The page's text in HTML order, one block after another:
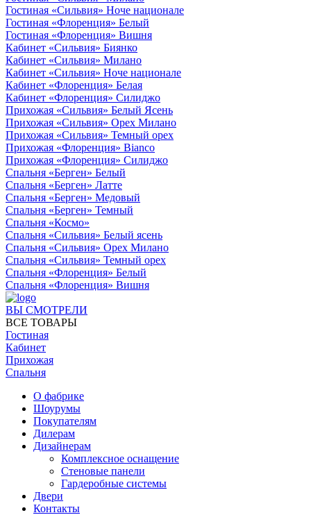
Гостиная «Сильвия» Ноче национале
Гостиная «Флоренция» Белый
Гостиная «Флоренция» Вишня
Кабинет «Сильвия» Биянко
Кабинет «Сильвия» Милано
Кабинет «Сильвия» Ноче национале
Кабинет «Флоренция» Белая
Кабинет «Флоренция» Силиджо
Прихожая «Сильвия» Белый Ясень
Прихожая «Сильвия» Орех Милано
Прихожая «Сильвия» Темный орех
Прихожая «Флоренция» Bianco
Прихожая «Флоренция» Силиджо
Спальня «Берген» Белый
Спальня «Берген» Латте
Спальня «Берген» Медовый
Спальня «Берген» Темный
Спальня «Космо»
Спальня «Сильвия» Белый ясень
Спальня «Сильвия» Орех Милано
Спальня «Сильвия» Темный орех
Спальня «Флоренция» Белый
Спальня «Флоренция» Вишня
ВЫ СМОТРЕЛИ
ВСЕ ТОВАРЫ
Гостиная
Кабинет
Прихожая
Спальня
О фабрике
Шоурумы
Покупателям
Дилерам
Дизайнерам
Комплексное оснащение
Стеновые панели
Гардеробные системы
Двери
Контакты